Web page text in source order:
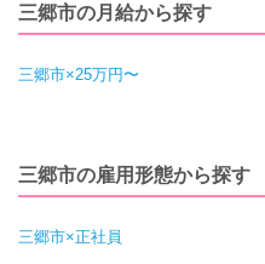
三郷市の月給から探す
三郷市×25万円〜
三郷市の雇用形態から探す
三郷市×正社員